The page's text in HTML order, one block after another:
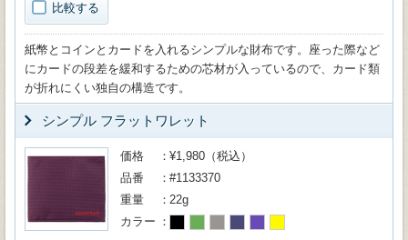
比較する
紙幣とコインとカードを入れるシンプルな財布です。座った際など
にカードの段差を緩和するための芯材が入っているので、カード類
が折れにくい独自の構造です。
シンプル フラットワレット
価格
¥1,980（税込）
品番
#1133370
重量
22g
カラー